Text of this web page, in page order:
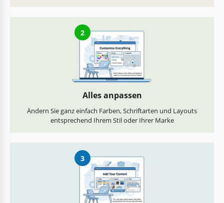
2
Alles anpassen
Ändern Sie ganz einfach Farben, Schriftarten und Layouts
entsprechend Ihrem Stil oder Ihrer Marke
3